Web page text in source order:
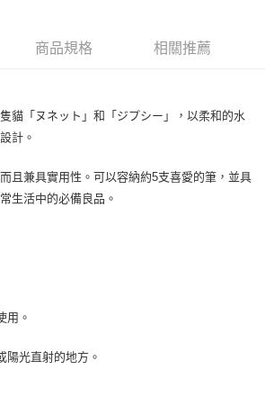
含以上)免運費
商品規格 相關推薦
貓「ヌネット」和「ジプシー」，以柔和的水
計。
且兼具實用性。可以容納約5支喜愛的筆，並具
生活中的必備良品。
用。
陽光直射的地方。